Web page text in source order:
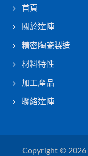
首頁
關於達陣
精密陶瓷製造
材料特性
加工產品
聯絡達陣
Copyright © 2026